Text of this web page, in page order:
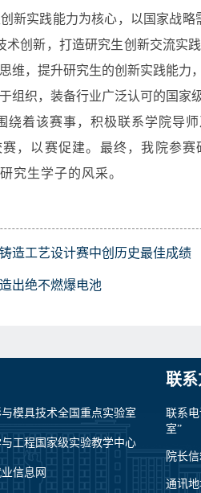
新实践能力为核心，以国家战
术创新，打造研究生创新交流实
维，提升研究生的创新实践能
组织，装备行业广泛认可的国家
绕着该赛事，积极联系学院导
，以赛促建。最终，我院参
究生学子的风采。
造工艺设计赛中创历史最佳成绩
出绝不燃爆电池
模具技术全国重点实验室
工程国家级实验教学中心
信息网
联
联系
室”
院长信
通讯